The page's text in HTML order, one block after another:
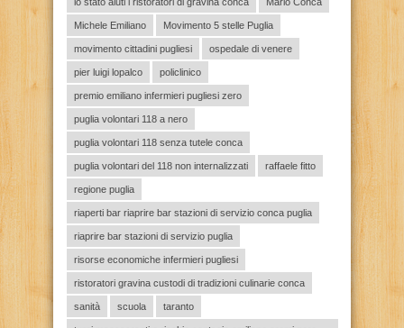
Michele Emiliano Movimento 5 stelle Puglia
movimento cittadini pugliesi ospedale di venere
pier luigi lopalco policlinico
premio emiliano infermieri pugliesi zero
puglia volontari 118 a nero
puglia volontari 118 senza tutele conca
puglia volontari del 118 non internalizzati raffaele fitto
regione puglia
riaperti bar riaprire bar stazioni di servizio conca puglia
riaprire bar stazioni di servizio puglia
risorse economiche infermieri pugliesi
ristoratori gravina custodi di tradizioni culinarie conca
sanità scuola taranto